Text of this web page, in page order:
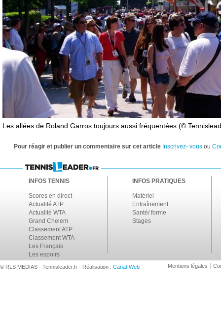
Les allées de Roland Garros toujours aussi fréquentées (©
Pour réagir et publier un commentaire sur cet article Inscrivez- vous ou
INFOS TENNIS
Scores en direct
Actualité ATP
Actualité WTA
Grand Chelem
Classement ATP
Classement WTA
Les Français
Les espoirs
INFOS PRATIQUES
Matériel
Entraînement
Santé/ forme
Stages
© RLS MEDIAS - Tennisleader.fr - Réalisation : Canal-Web Mentions légales